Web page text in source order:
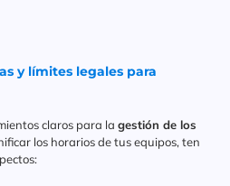
y límites legales para
claros para la gestión de los
los horarios de tus equipos, ten